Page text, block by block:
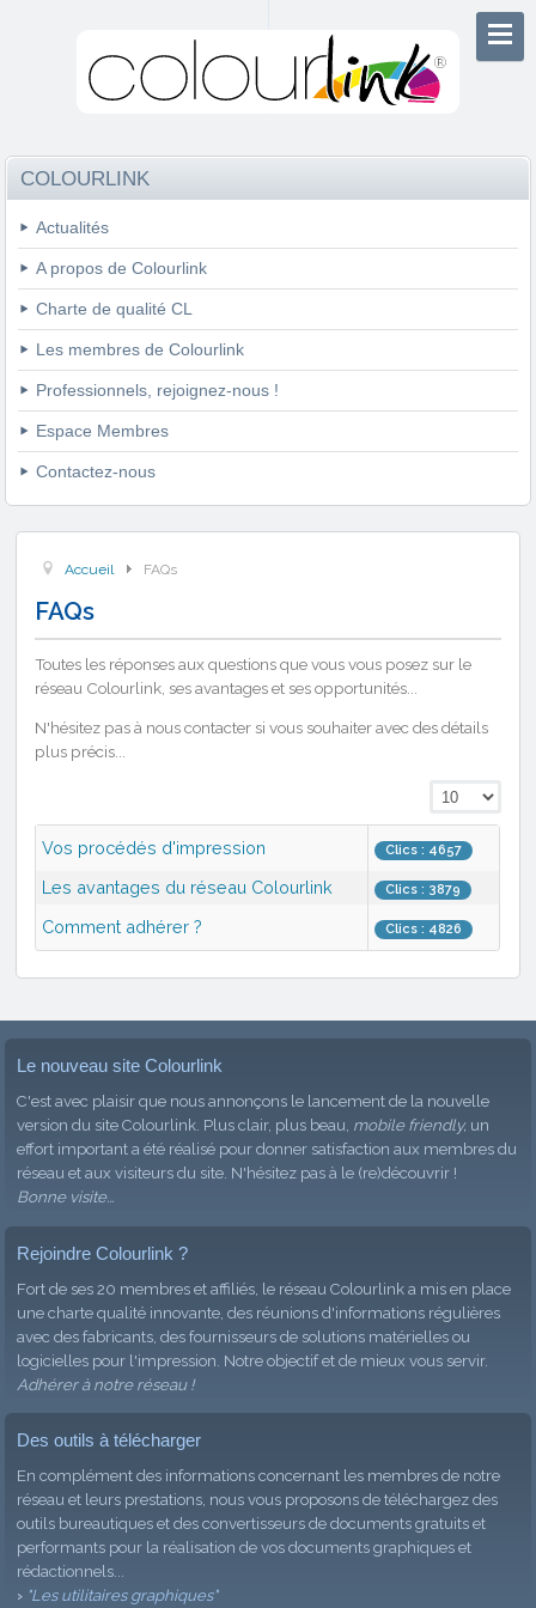
COLOURLINK
Actualités
A propos de Colourlink
Charte de qualité CL
Les membres de Colourlink
Professionnels, rejoignez-nous !
Espace Membres
Contactez-nous
Accueil FAQs
FAQs
Toutes les réponses aux questions que vous vous posez sur le
réseau Colourlink, ses avantages et ses opportunités...
N'hésitez pas à nous contacter si vous souhaiter avec des détails
plus précis...
Vos procédés d'impression Clics : 4657
Les avantages du réseau Colourlink Clics : 3879
Comment adhérer ? Clics : 4826
Le nouveau site Colourlink
C'est avec plaisir que nous annonçons le lancement de la nouvelle
version du site Colourlink. Plus clair, plus beau, mobile friendly, un
effort important a été réalisé pour donner satisfaction aux membres du
réseau et aux visiteurs du site. N'hésitez pas à le (re)découvrir !
Bonne visite...
Rejoindre Colourlink ?
Fort de ses 20 membres et affiliés, le réseau Colourlink a mis en place
une charte qualité innovante, des réunions d'informations régulières
avec des fabricants, des fournisseurs de solutions matérielles ou
logicielles pour l'impression. Notre objectif et de mieux vous servir.
Adhérer à notre réseau !
Des outils à télécharger
En complément des informations concernant les membres de notre
réseau et leurs prestations, nous vous proposons de téléchargez des
outils bureautiques et des convertisseurs de documents gratuits et
performants pour la réalisation de vos documents graphiques et
rédactionnels...
› "Les utilitaires graphiques"